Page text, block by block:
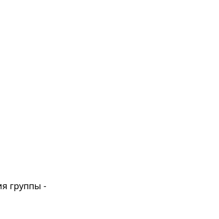
группы -